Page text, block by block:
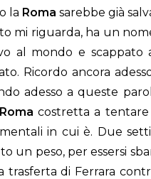
la Roma sarebbe già
mi riguarda, ha un
al mondo e scappato
Ricordo ancora
adesso a queste
Roma costretta a
in cui è. Due
un peso, per essersi
di Ferrara